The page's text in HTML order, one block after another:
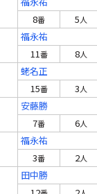
8番 5人
福永祐
11番 8人
蛯名正
15番 3人
安藤勝
7番 6人
福永祐
3番 2人
田中勝